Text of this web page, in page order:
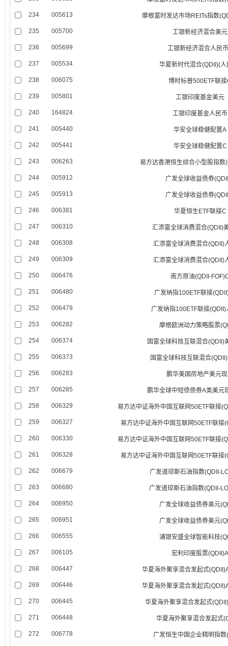
234 005613 摩根富时发达市场REITs指数
235 005700 工银新经济混合美元
236 005699 工银新经济混合人民
237 005534 华夏新时代混合(QDII)(
238 006075 博时标普500ETF联
239 005801 工银印度基金美元
240 164824 工银印度基金人民币
241 005440 华安全球稳健配置A
242 005441 华安全球稳健配置C
243 006263 易方达香港恒生综合小型股指数
244 005912 广发全球收益债券
245 005913 广发全球收益债券
246 006381 华夏恒生ETF联接C
247 006310 汇添富全球消费混合(QDII)
248 006308 汇添富全球消费混合(QDII)
249 006309 汇添富全球消费混合(QDII)
250 006476 南方原油(QDII-
251 006480 广发纳指100ETF联接
252 006479 广发纳指100ETF联接(QDII)
253 006282 摩根欧洲动力策略股票
254 006374 国富全球科技互联混合(QDII)
255 006373 国富全球科技互联混合
256 006283 鹏华美国房地产美元
257 006285 鹏华全球中短债债券A类美元
258 006329 易方达中证海外中国互联网50ETF联接
259 006327 易方达中证海外中国互联网50ETF联接
260 006330 易方达中证海外中国互联网50ETF联接
261 006328 易方达中证海外中国互联网50ETF联接
262 006679 广发道琼斯石油指数(QDII-
263 006680 广发道琼斯石油指数(QDII-
264 006950 广发全球收益债券美元
265 006951 广发全球收益债券美元
266 006555 浦银安盛全球智能科技
267 006105 宏利印度股票
268 006447 华夏海外聚享混合发起式
269 006446 华夏海外聚享混合发起式
270 006445 华夏海外聚享混合发起式
271 006448 华夏海外聚享混合发起式
272 006778 广发恒生中国企业精明指数